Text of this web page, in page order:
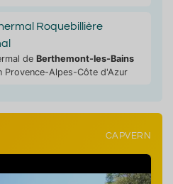
Roquebillière
de Berthemont-les-Bains
Provence-Alpes-Côte d'Azur
CAPVERN